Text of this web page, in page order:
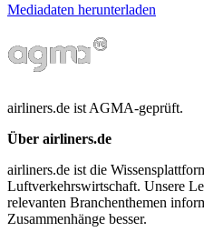
Mediadaten herunterladen
airliners.de ist AGMA-geprüft.
Über airliners.de
airliners.de ist die
Luftverkehrswirtschaft. Unsere
relevanten Branchenthemen
Zusammenhänge besser.